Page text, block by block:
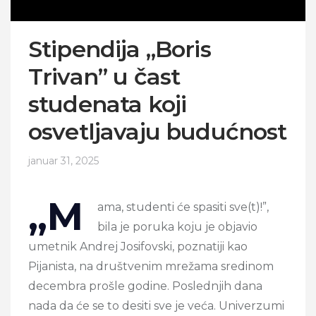
Stipendija „Boris
Trivan” u čast
studenata koji
osvetljavaju budućnost
januar 31, 2025
„M
ama, studenti će spasiti sve(t)!”,
bila je poruka koju je objavio
umetnik Andrej Josifovski, poznatiji kao
Pijanista, na društvenim mrežama sredinom
decembra prošle godine. Poslednjih dana
nada da će se to desiti sve je veća. Univerzumi